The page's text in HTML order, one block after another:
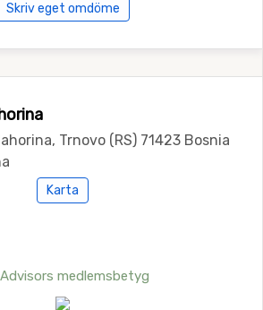
Skriv eget omdöme
Trnovo (RS) 71423 Bosnia
Karta
medlemsbetyg